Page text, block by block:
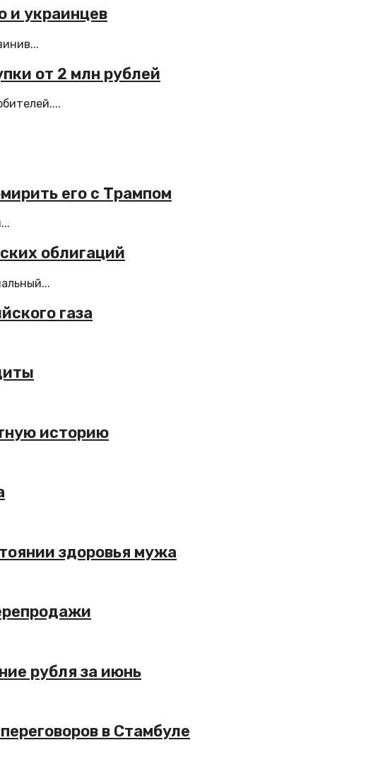
и украинцев
от 2 млн рублей
его с Трампом
облигаций
газа
историю
здоровья мужа
рубля за июнь
в Стамбуле